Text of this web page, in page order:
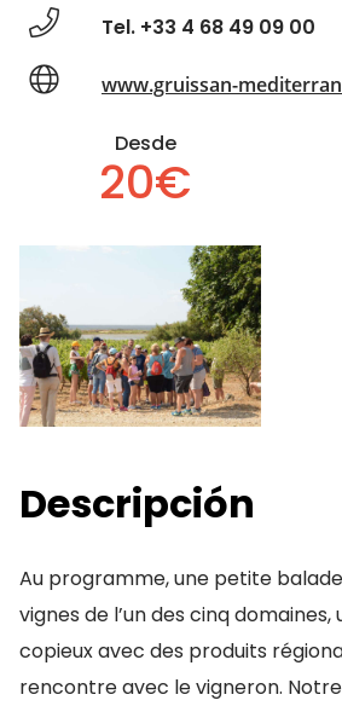
Tel. +33 4 68 49 09 00
www.gruissan-
Desde
20€
Descripción
Au programme, une petite
vignes de l’un des cinq
copieux avec des produits
rencontre avec le vigneron.